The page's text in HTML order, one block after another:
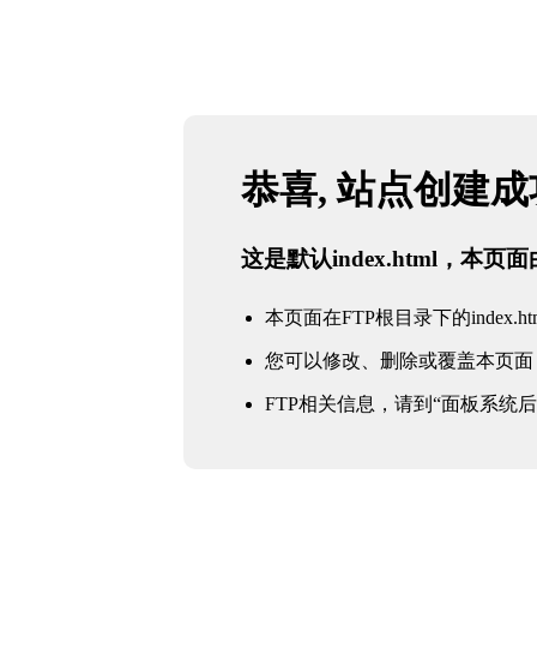
恭喜, 站点创建
这是默认index.html，本页面
本页面在FTP根目录下的
您可以修改、删除或覆盖本页面
FTP相关信息，请到“面板系统